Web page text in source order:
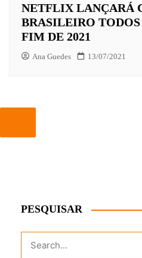
NETFLIX LANÇARÁ
BRASILEIRO TODOS
FIM DE 2021
Ana Guedes 13/07/2021
PESQUISAR